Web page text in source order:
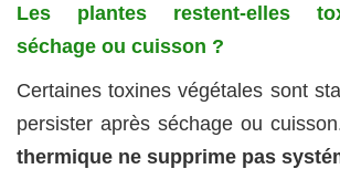
Les plantes restent-elles
séchage ou cuisson ?
Certaines toxines végétales sont
persister après séchage ou
thermique ne supprime pas